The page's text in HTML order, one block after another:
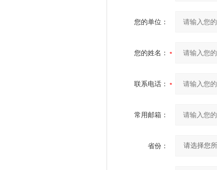
您的单位：
您的姓名：
联系电话：
常用邮箱：
省份：